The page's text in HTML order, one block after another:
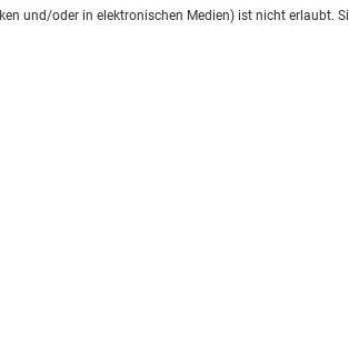
und/oder in elektronischen Medien) ist nicht erlaubt.